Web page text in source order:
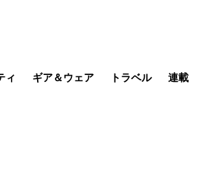
ィ ギア＆ウェア トラベル 連載